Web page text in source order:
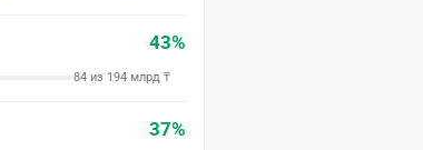
43%
84 из 194 млрд ₸
37%